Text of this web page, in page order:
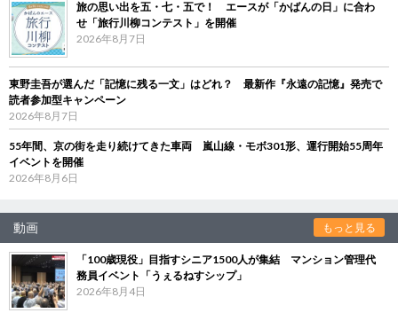
旅の思い出を五・七・五で！ エースが「かばんの日」に合わ
せ「旅行川柳コンテスト」を開催
2026年8月7日
東野圭吾が選んだ「記憶に残る一文」はどれ？ 最新作『永遠の記憶』発売で
読者参加型キャンペーン
2026年8月7日
55年間、京の街を走り続けてきた車両 嵐山線・モボ301形、運行開始55周年
イベントを開催
2026年8月6日
動画 もっと見る
「100歳現役」目指すシニア1500人が集結 マンション管理代
務員イベント「うぇるねすシップ」
2026年8月4日